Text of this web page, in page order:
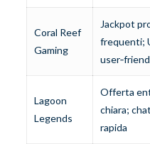
Coral Reef
Gaming
Jackpot
frequenti;
Lagoon
Legends
Offerta
chiara;
rapida